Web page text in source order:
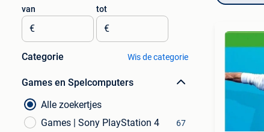
van
€
tot
€
Categorie Wis de categorie
Games en Spelcomputers
Alle zoekertjes
Games | Sony PlayStation 4
67